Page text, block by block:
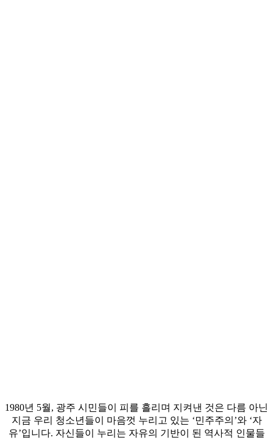
1980년 5월, 광주 시민들이 피를 흘리며 지켜낸 것은 다름 아닌
지금 우리 청소년들이 마음껏 누리고 있는 ‘민주주의’와 ‘자
유’입니다. 자신들이 누리는 자유의 기반이 된 역사적 인물들